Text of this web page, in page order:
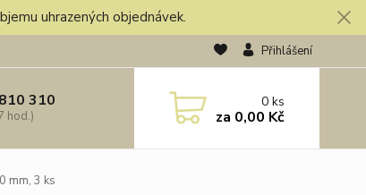
uhrazených objednávek.
Přihlášení
310
hod.)
0ks
za 0,00 Kč
mm, 3 ks